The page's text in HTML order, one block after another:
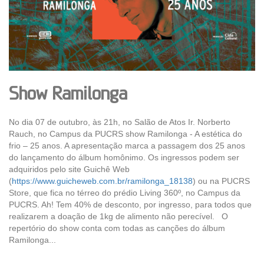
Show Ramilonga
No dia 07 de outubro, às 21h, no Salão de Atos Ir. Norberto
Rauch, no Campus da PUCRS show Ramilonga - A estética do
frio – 25 anos. A apresentação marca a passagem dos 25 anos
do lançamento do álbum homônimo. Os ingressos podem ser
adquiridos pelo site Guichê Web
(https://www.guicheweb.com.br/ramilonga_18138) ou na PUCRS
Store, que fica no térreo do prédio Living 360º, no Campus da
PUCRS. Ah! Tem 40% de desconto, por ingresso, para todos que
realizarem a doação de 1kg de alimento não perecível. O
repertório do show conta com todas as canções do álbum
Ramilonga...